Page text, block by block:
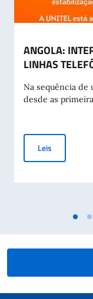
ANGOLA:
LINHAS
Na sequência de
desde as
Leis